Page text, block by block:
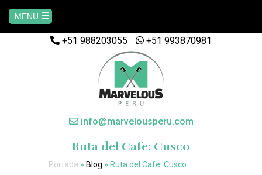
MENU
Home
MACHUPICCHU
+51 988203055 +51 993870981
info@marvelousperu.com
Ruta del Cafe: Cusco
Portada » Blog » Ruta del Cafe: Cusco